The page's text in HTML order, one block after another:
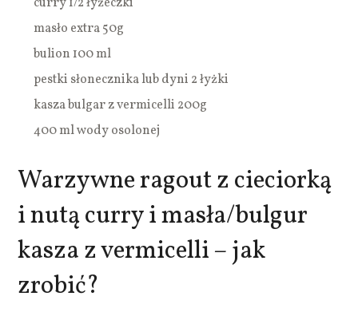
masło extra 50g
bulion 100 ml
pestki słonecznika lub dyni 2 łyżki
kasza bulgar z vermicelli 200g
400 ml wody osolonej
Warzywne ragout z cieciorką
i nutą curry i masła/bulgur
kasza z vermicelli – jak
zrobić?